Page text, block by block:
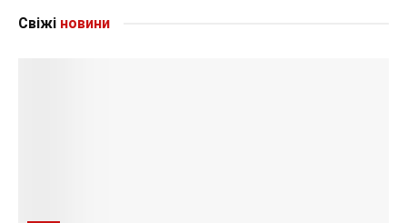
Свіжі новини